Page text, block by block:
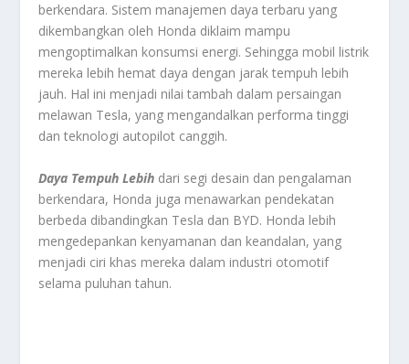
berkendara. Sistem manajemen daya terbaru yang
dikembangkan oleh Honda diklaim mampu
mengoptimalkan konsumsi energi. Sehingga mobil listrik
mereka lebih hemat daya dengan jarak tempuh lebih
jauh. Hal ini menjadi nilai tambah dalam persaingan
melawan Tesla, yang mengandalkan performa tinggi
dan teknologi autopilot canggih.
Daya Tempuh Lebih dari segi desain dan pengalaman
berkendara, Honda juga menawarkan pendekatan
berbeda dibandingkan Tesla dan BYD. Honda lebih
mengedepankan kenyamanan dan keandalan, yang
menjadi ciri khas mereka dalam industri otomotif
selama puluhan tahun.